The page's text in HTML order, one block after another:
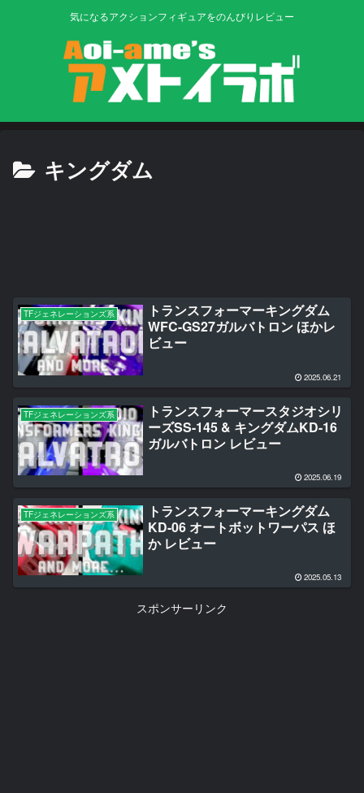
気になるアクションフィギュアをのんびりレビュー
キングダム
TFジェネレーションズ系
トランスフォーマーキングダム
WFC-GS27ガルバトロン ほかレ
ビュー
2025.06.21
TFジェネレーションズ系
トランスフォーマースタジオシリ
ーズSS-145 & キングダムKD-16
ガルバトロン レビュー
2025.06.19
TFジェネレーションズ系
トランスフォーマーキングダム
KD-06 オートボットワーパス ほ
か レビュー
2025.05.13
スポンサーリンク